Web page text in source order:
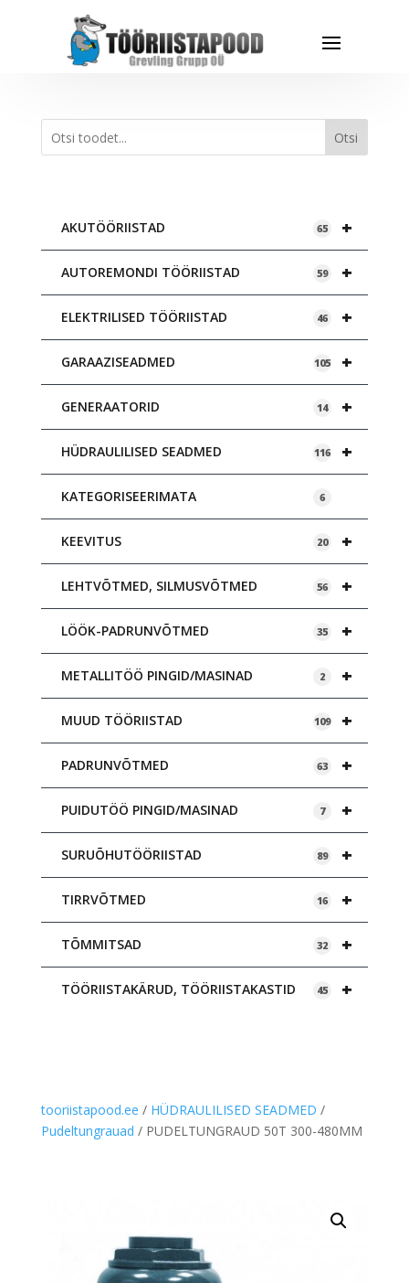
Otsi
+
AKUTÖÖRIISTAD 65
+
AUTOREMONDI TÖÖRIISTAD 59
+
ELEKTRILISED TÖÖRIISTAD 46
+
GARAAZISEADMED 105
+
GENERAATORID 14
+
HÜDRAULILISED SEADMED 116
KATEGORISEERIMATA 6
+
KEEVITUS 20
+
LEHTVÕTMED, SILMUSVÕTMED 56
+
LÖÖK-PADRUNVÕTMED 35
+
METALLITÖÖ PINGID/MASINAD 2
+
MUUD TÖÖRIISTAD 109
+
PADRUNVÕTMED 63
+
PUIDUTÖÖ PINGID/MASINAD 7
+
SURUÕHUTÖÖRIISTAD 89
+
TIRRVÕTMED 16
+
TÕMMITSAD 32
+
TÖÖRIISTAKÄRUD, TÖÖRIISTAKASTID 45
tooriistapood.ee / HÜDRAULILISED SEADMED /
Pudeltungrauad / PUDELTUNGRAUD 50T 300-480MM